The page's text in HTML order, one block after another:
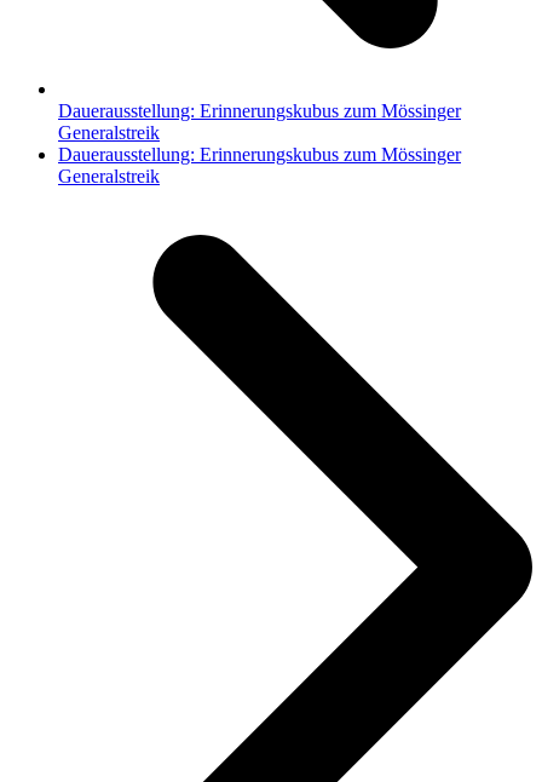
Dauerausstellung: Erinnerungskubus zum Mössinger
Generalstreik
Nächster
Beitrag:
Dauerausstellung: Erinnerungskubus zum Mössinger
Generalstreik